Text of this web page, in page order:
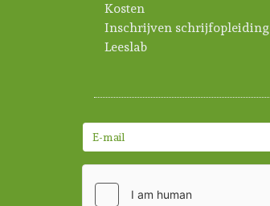
Kosten
Inschrijven schrijfopleiding
Leeslab